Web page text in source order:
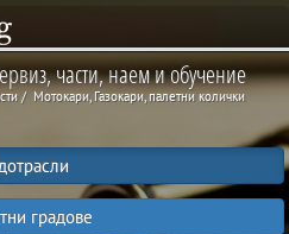
части, наем и обучение
Мотокари, Газокари, палетни колички
градове